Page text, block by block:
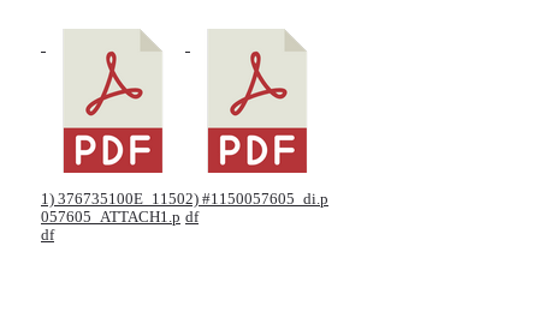
1) 376735100E_1150
057605_ATTACH1.p
df
2) #1150057605_di.p
df